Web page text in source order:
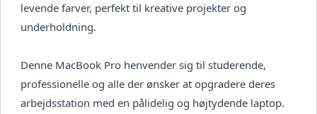
levende farver, perfekt til kreative projekter og
underholdning.
Denne MacBook Pro henvender sig til studerende,
professionelle og alle der ønsker at opgradere deres
arbejdsstation med en pålidelig og højtydende laptop.